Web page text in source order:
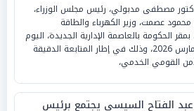
مصطفى مدبولي، رئيس مجلس الوزراء،
عصمت، وزير الكهرباء والطاقة
الحكومة بالعاصمة الإدارية الجديدة، اليوم
الأحد 15 مارس 2026، وذلك في إطار المتابعة الدقيقة
القومي الخدمي،
الفتاح السيسي يجتمع برئيس